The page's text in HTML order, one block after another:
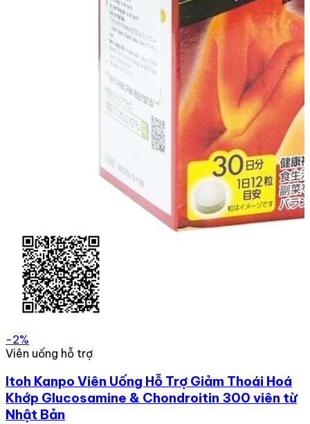
-2%
Viên uống hỗ trợ
Itoh Kanpo Viên Uống Hỗ Trợ Giảm Thoái Hoá
Khớp Glucosamine & Chondroitin 300 viên từ
Nhật Bản